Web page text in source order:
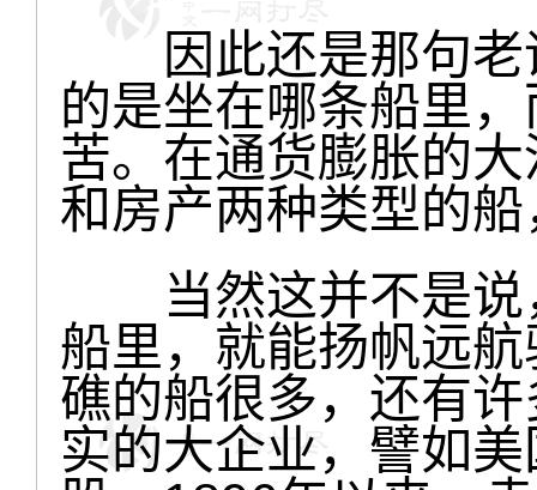
因此还是那句老
的是坐在哪条船里
苦。在通货膨胀的
和房产两种类型的
当然这并不是说
船里，就能扬帆远
礁的船很多，还有
实的大企业，譬如